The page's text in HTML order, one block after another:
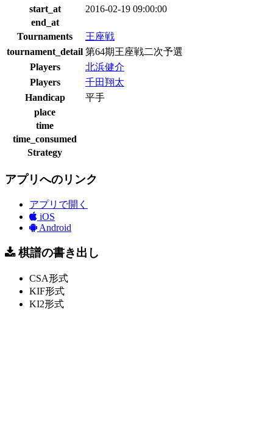
start_at
2016-02-19 09:00:00
end_at
Tournaments
王座戦
tournament_detail 第64期王座戦二次予選
Players
北浜健介
Players
千田翔太
Handicap
平手
place
time
time_consumed
Strategy
アプリへのリンク
アプリで開く
iOS
Android
棋譜の書き出し
CSA形式
KIF形式
KI2形式